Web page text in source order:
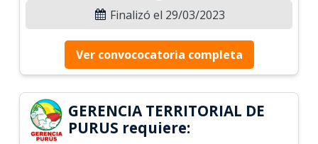
Finalizó el 29/03/2023
Ver convococatoria completa
GERENCIA TERRITORIAL DE
PURUS requiere: